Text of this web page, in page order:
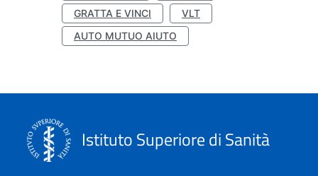
GRATTA E VINCI
VLT
AUTO MUTUO AIUTO
Istituto Superiore di Sanità